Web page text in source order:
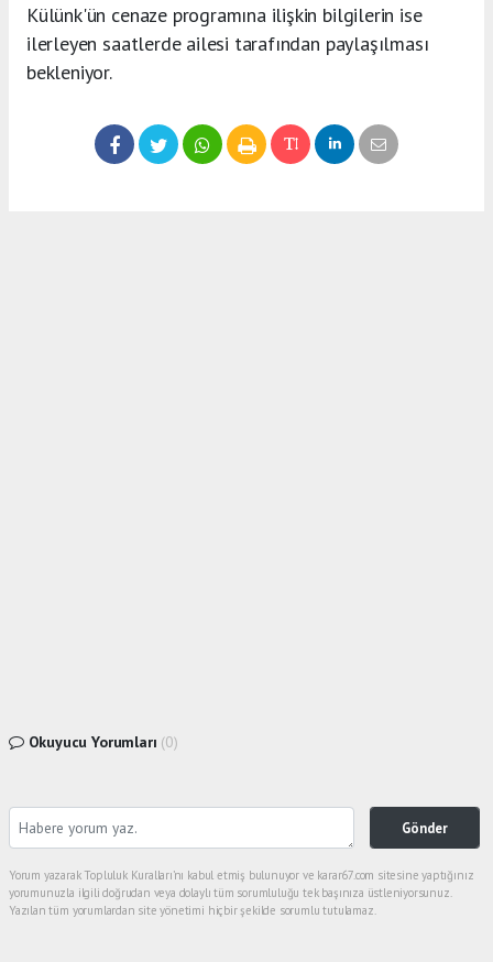
Külünk'ün cenaze programına ilişkin bilgilerin ise
ilerleyen saatlerde ailesi tarafından paylaşılması
bekleniyor.
Okuyucu Yorumları (0)
Gönder
Yorum yazarak Topluluk Kuralları’nı kabul etmiş bulunuyor ve karar67.com sitesine yaptığınız
yorumunuzla ilgili doğrudan veya dolaylı tüm sorumluluğu tek başınıza üstleniyorsunuz.
Yazılan tüm yorumlardan site yönetimi hiçbir şekilde sorumlu tutulamaz.